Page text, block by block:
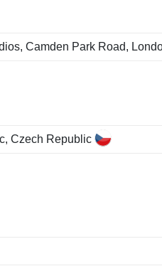
Camden Park Road,
Czech Republic